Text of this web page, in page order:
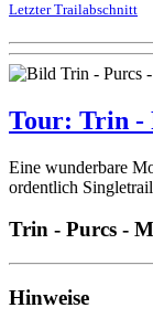
Letzter Trailabschnitt
Tour: Trin -
Eine wunderbare
ordentlich
Trin - Purcs -
Hinweise